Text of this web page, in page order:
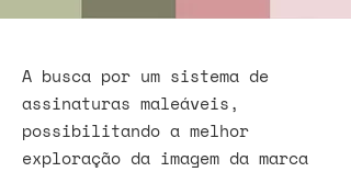
A busca por um sistema de
assinaturas maleáveis,
possibilitando a melhor
exploração da imagem da marca